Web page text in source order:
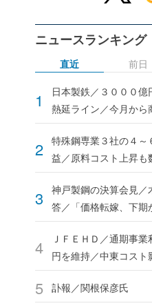
ニュースランキング
直近
日本製鉄／３０００
熱延ライン／今月から
特殊鋼専業３社の４
益／原料コスト上昇も
神戸製鋼の決算会見
答／「価格転嫁、下期
ＪＦＥＨＤ／通期事
円を維持／中東コスト
訃報／関根保彦氏
前日